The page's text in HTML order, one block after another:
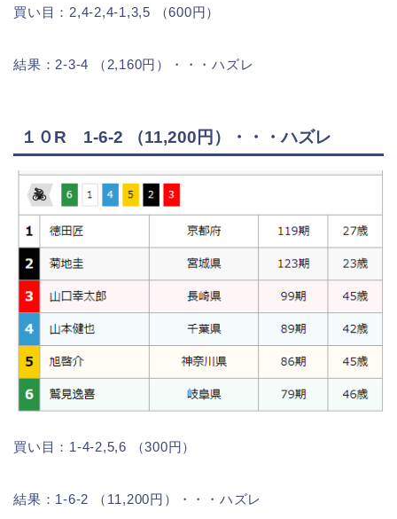
買い目：2,4-2,4-1,3,5 （600円）
結果：2-3-4 （2,160円）・・・ハズレ
１０R 1-6-2 （11,200円）・・・ハズレ
買い目：1-4-2,5,6 （300円）
結果：1-6-2 （11,200円）・・・ハズレ